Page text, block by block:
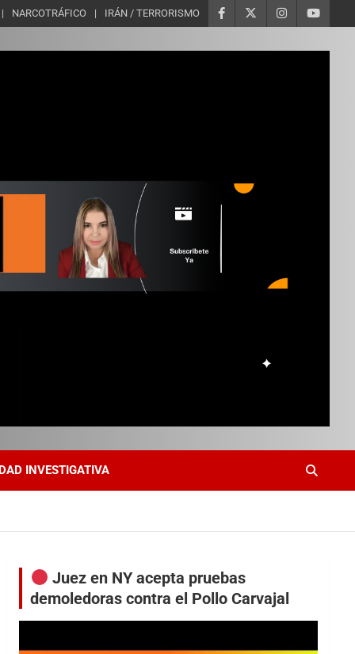
NARCOTRÁFICO IRÁN / TERRORISMO
INVESTIGATIVA
Juez en NY acepta pruebas
demoledoras contra el Pollo Carvajal